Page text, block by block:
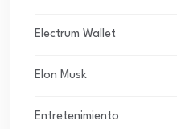
Electrum Wallet
Elon Musk
Entretenimiento